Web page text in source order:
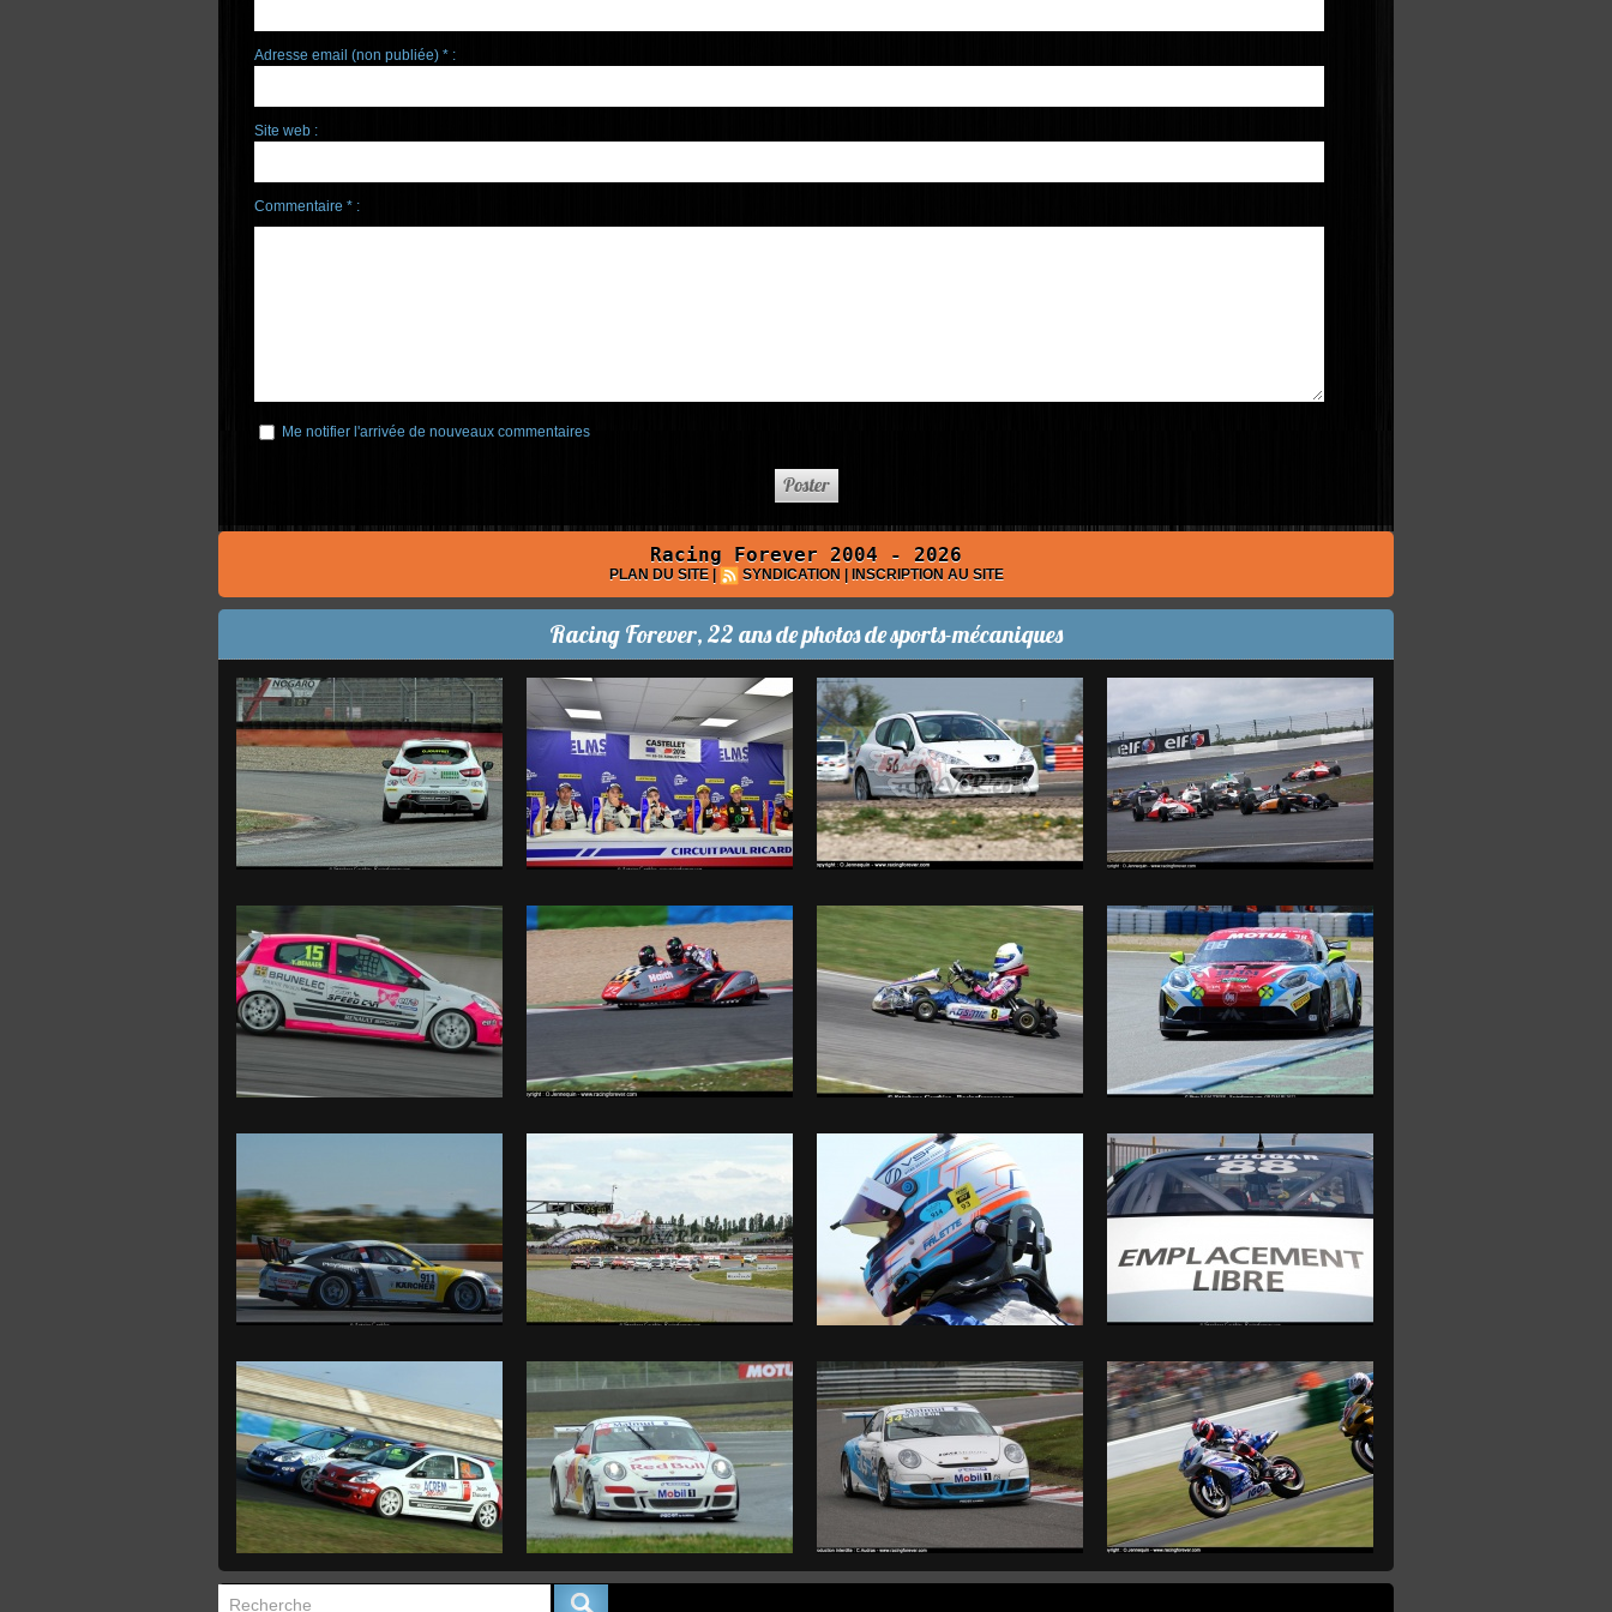
Adresse email (non publiée) * :
Site web :
Commentaire * :
Me notifier l'arrivée de nouveaux commentaires
Racing Forever 2004 - 2026
PLAN DU SITE | SYNDICATION | INSCRIPTION AU SITE
Racing Forever, 22 ans de photos de sports-mécaniques